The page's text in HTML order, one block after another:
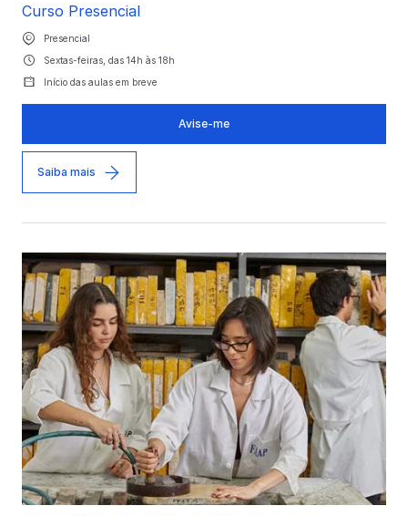
Curso Presencial
Presencial
Sextas-feiras, das 14h às 18h
Início das aulas em breve
Avise-me
Saiba mais